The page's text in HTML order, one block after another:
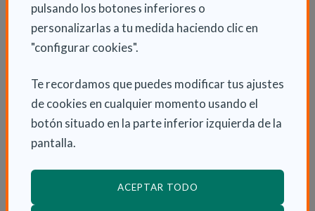
pulsando los botones inferiores o
personalizarlas a tu medida haciendo clic en
"configurar cookies".
Te recordamos que puedes modificar tus ajustes
de cookies en cualquier momento usando el
botón situado en la parte inferior izquierda de la
pantalla.
ACEPTAR TODO
Dependencia y autonomía
Dependencia en las CCAA
Trámites
La Ley de dependencia
Autonomía